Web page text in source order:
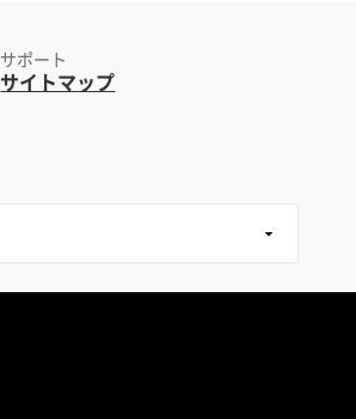
サポート
サイトマップ